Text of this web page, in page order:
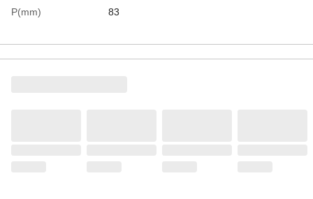
P(mm)
83
重さ
120.000G